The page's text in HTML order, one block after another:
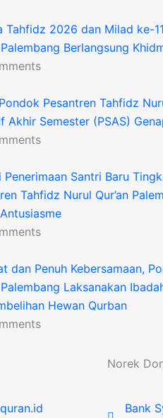
Tahfidz 2026 dan Milad ke-
Palembang Berlangsung
Pesantren Tahfidz
Akhir Semester (PSAS)
Penerimaan Santri Baru
Tahfidz Nurul Qur’an
dan Penuh Kebersamaan,
Palembang Laksanakan
Hewan Qurban
Norek
Bank